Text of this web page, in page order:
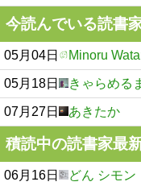
今読んでいる読書
05月04日 Minoru
05月18日 きゃらめる
07月27日 あきたか
積読中の読書家最
06月16日 どん シモン